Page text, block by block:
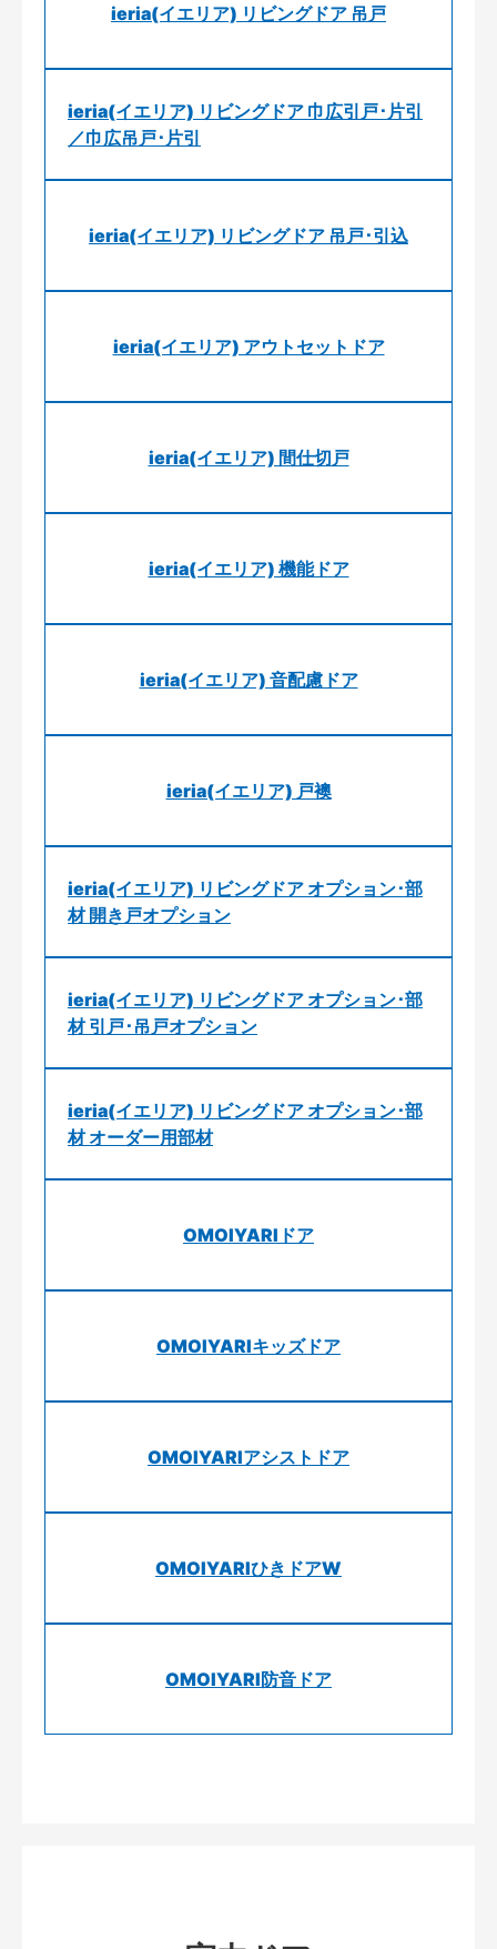
ieria(イエリア) リビングドア 吊戸
ieria(イエリア) リビングドア 巾広引戸･片引
／巾広吊戸･片引
ieria(イエリア) リビングドア 吊戸･引込
ieria(イエリア) アウトセットドア
ieria(イエリア) 間仕切戸
ieria(イエリア) 機能ドア
ieria(イエリア) 音配慮ドア
ieria(イエリア) 戸襖
ieria(イエリア) リビングドア オプション･部
材 開き戸オプション
ieria(イエリア) リビングドア オプション･部
材 引戸･吊戸オプション
ieria(イエリア) リビングドア オプション･部
材 オーダー用部材
OMOIYARIドア
OMOIYARIキッズドア
OMOIYARIアシストドア
OMOIYARIひきドアW
OMOIYARI防音ドア